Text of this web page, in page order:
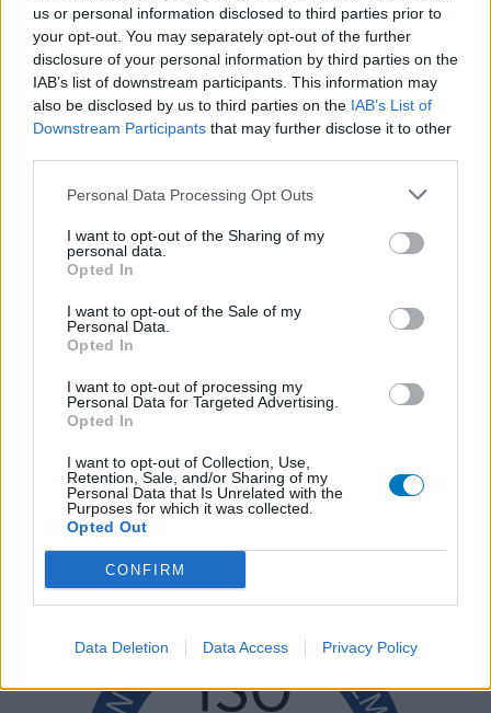
us or personal information disclosed to third parties prior to
your opt-out. You may separately opt-out of the further
disclosure of your personal information by third parties on the
IAB’s list of downstream participants. This information may
also be disclosed by us to third parties on the IAB’s List of
Downstream Participants that may further disclose it to other
Personal Data Processing Opt Outs
I want to opt-out of the Sharing of my
personal data.
Opted In
I want to opt-out of the Sale of my
Personal Data.
Opted In
I want to opt-out of processing my
Personal Data for Targeted Advertising.
Opted In
I want to opt-out of Collection, Use,
Retention, Sale, and/or Sharing of my
Personal Data that Is Unrelated with the
Purposes for which it was collected.
Opted Out
CONFIRM
Data Deletion Data Access Privacy Policy